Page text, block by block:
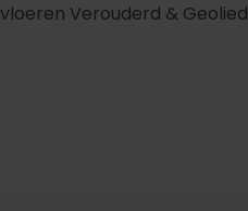
Verouderd &